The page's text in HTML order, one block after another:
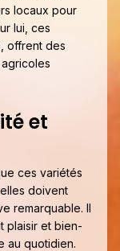
locaux pour
lui, ces
offrent des
et
ces variétés
doivent
remarquable. Il
plaisir et bien-
au quotidien.